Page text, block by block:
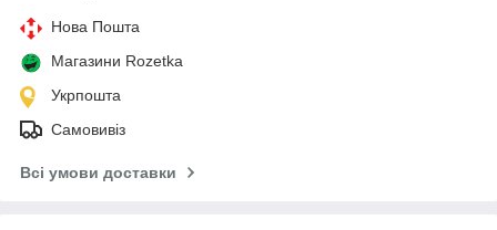
Нова Пошта
Магазини Rozetka
Укрпошта
Самовивіз
Всі умови доставки